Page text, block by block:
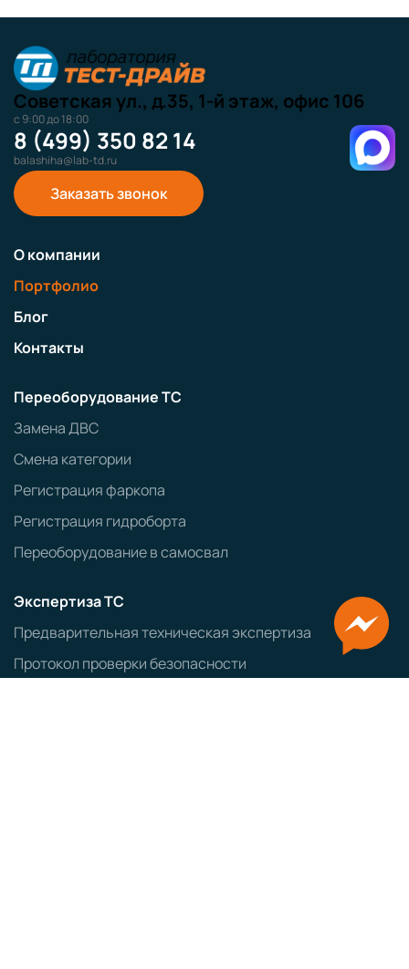
Советская ул., д.35, 1-й этаж, офис 106
с 9:00 до 18:00
8 (499) 350 82 14
balashiha@lab-td.ru
Заказать звонок
О компании
Портфолио
Блог
Контакты
Переоборудование ТС
Замена ДВС
Смена категории
Регистрация фаркопа
Регистрация гидроборта
Переоборудование в самосвал
Экспертиза ТС
Предварительная техническая экспертиза
Протокол проверки безопасности